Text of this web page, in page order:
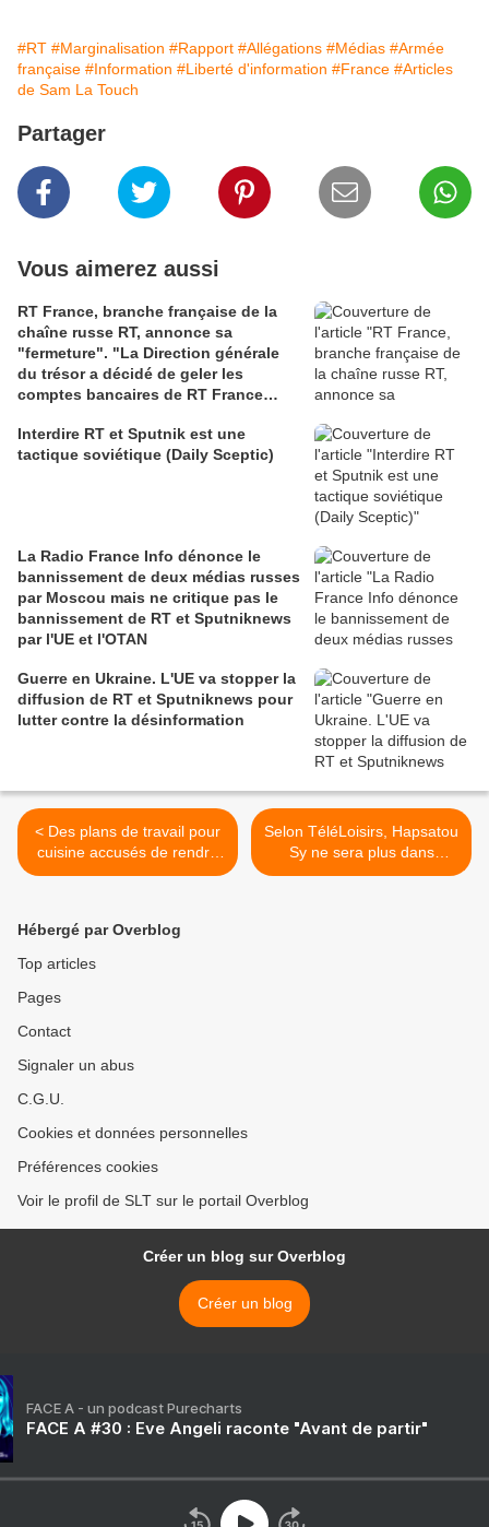
#RT #Marginalisation #Rapport #Allégations #Médias #Armée
française #Information #Liberté d'information #France #Articles
de Sam La Touch
Partager
Vous aimerez aussi
RT France, branche française de la
chaîne russe RT, annonce sa
"fermeture". "La Direction générale
du trésor a décidé de geler les
comptes bancaires de RT France
notre activité" selon la directrice de
RT (AFP)
Interdire RT et Sputnik est une
tactique soviétique (Daily Sceptic)
La Radio France Info dénonce le
bannissement de deux médias russes
par Moscou mais ne critique pas le
bannissement de RT et Sputniknews
par l'UE et l'OTAN
Guerre en Ukraine. L'UE va stopper la
diffusion de RT et Sputniknews pour
lutter contre la désinformation
< Des plans de travail pour
cuisine accusés de rendre
malades les ouvriers qui les
Selon TéléLoisirs, Hapsatou
Sy ne sera plus dans
l'émission des Terriens de
Hébergé par Overblog
Top articles
Pages
Contact
Signaler un abus
C.G.U.
Cookies et données personnelles
Préférences cookies
Voir le profil de SLT sur le portail Overblog
Créer un blog sur Overblog
Créer un blog
FACE A - un podcast Purecharts
FACE A #30 : Eve Angeli raconte "Avant de partir"